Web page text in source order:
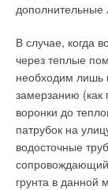
дополнительные
В случае, когда
через теплые
необходим лишь
замерзанию (как
воронки до
патрубок на
водосточные
сопровождающий
грунта в данной